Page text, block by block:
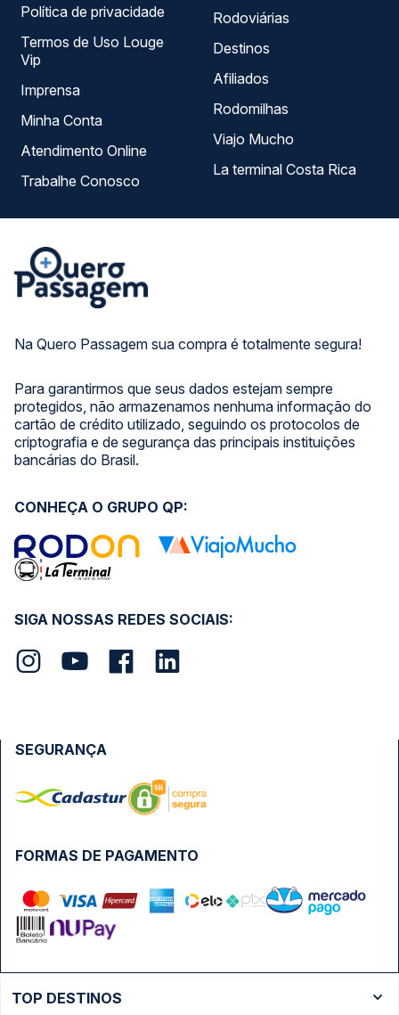
Na Quero Passagem sua compra é totalmente segura!
Para garantirmos que seus dados estejam sempre
protegidos, não armazenamos nenhuma informação do
cartão de crédito utilizado, seguindo os protocolos de
criptografia e de segurança das principais instituições
bancárias do Brasil.
Política de privacidade
Termos de Uso Louge
Vip
Imprensa
Minha Conta
Atendimento Online
Trabalhe Conosco
Rodoviárias
Destinos
Afiliados
Rodomilhas
Viajo Mucho
La terminal Costa Rica
SIGA NOSSAS REDES SOCIAIS:
CONHEÇA O GRUPO QP:
FORMAS DE PAGAMENTO
SEGURANÇA
TOP DESTINOS